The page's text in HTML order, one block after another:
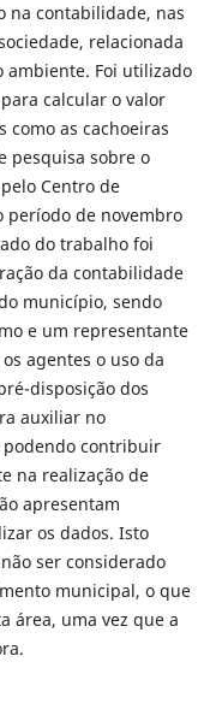
na contabilidade, nas
relacionada
ambiente. Foi utilizado
calcular o valor
como as cachoeiras
pesquisa sobre o
Centro de
período de novembro
do trabalho foi
da contabilidade
município, sendo
e um representante
agentes o uso da
disposição dos
auxiliar no
podendo contribuir
na realização de
apresentam
os dados. Isto
ser considerado
municipal, o que
área, uma vez que a